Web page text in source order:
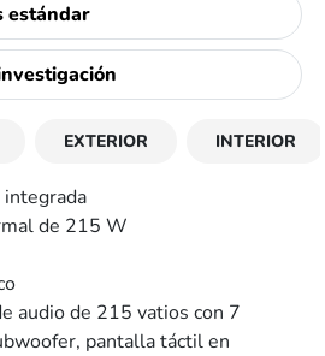
estándar
EXTERIOR INTERIOR
de 215 W
audio de 215 vatios con 7
pantalla táctil en